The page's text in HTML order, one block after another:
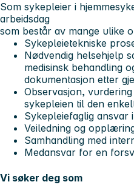
Som sykepleier i
arbeidsdag
som består av mange ulike
Sykepleietekniske
Nødvendig helsehjelp
medisinsk behandling
dokumentasjon etter
Observasjon,
sykepleien til den
Sykepleiefaglig ansvar
Veiledning og
Samhandling med
Medansvar for en
Vi søker deg som